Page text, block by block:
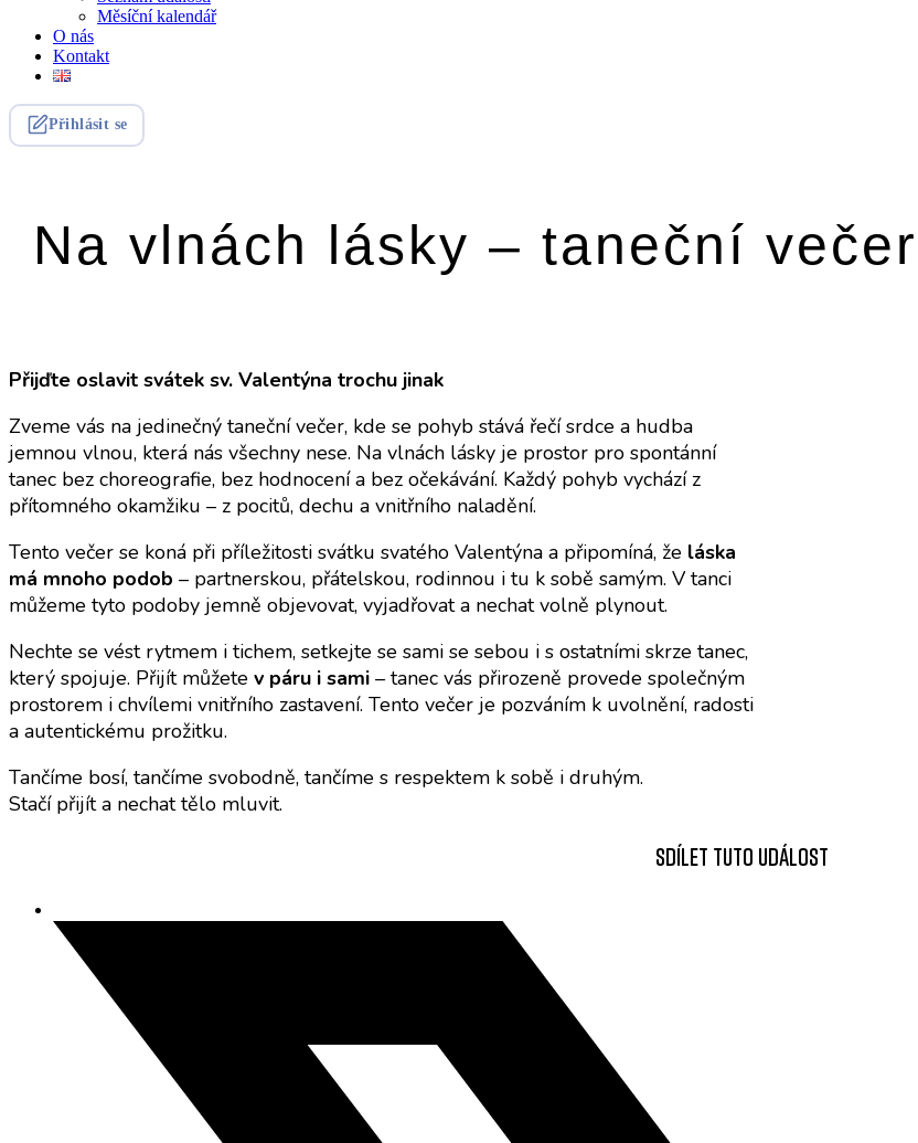
Měsíční kalendář
O nás
Kontakt
Přihlásit se
Na vlnách lásky – taneční
Přijďte oslavit svátek sv. Valentýna trochu jinak
Zveme vás na jedinečný taneční večer, kde se pohyb stává řečí srdce a hudba
jemnou vlnou, která nás všechny nese. Na vlnách lásky je prostor pro spontánní
tanec bez choreografie, bez hodnocení a bez očekávání. Každý pohyb vychází z
přítomného okamžiku – z pocitů, dechu a vnitřního naladění.
Tento večer se koná při příležitosti svátku svatého Valentýna a připomíná, že láska
má mnoho podob – partnerskou, přátelskou, rodinnou i tu k sobě samým. V tanci
můžeme tyto podoby jemně objevovat, vyjadřovat a nechat volně plynout.
Nechte se vést rytmem i tichem, setkejte se sami se sebou i s ostatními skrze tanec,
který spojuje. Přijít můžete v páru i sami – tanec vás přirozeně provede společným
prostorem i chvílemi vnitřního zastavení. Tento večer je pozváním k uvolnění, radosti
a autentickému prožitku.
Tančíme bosí, tančíme svobodně, tančíme s respektem k sobě i druhým.
Stačí přijít a nechat tělo mluvit.
Sdílet tuto událost